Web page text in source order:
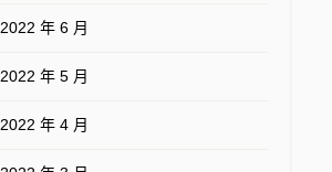
2022 年 6 月
2022 年 5 月
2022 年 4 月